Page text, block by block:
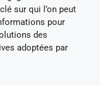
sur qui l’on peut
pour
des
adoptées par